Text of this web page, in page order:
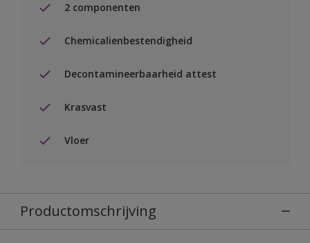
2 componenten
Chemicalienbestendigheid
Decontamineerbaarheid attest
Krasvast
Vloer
Productomschrijving